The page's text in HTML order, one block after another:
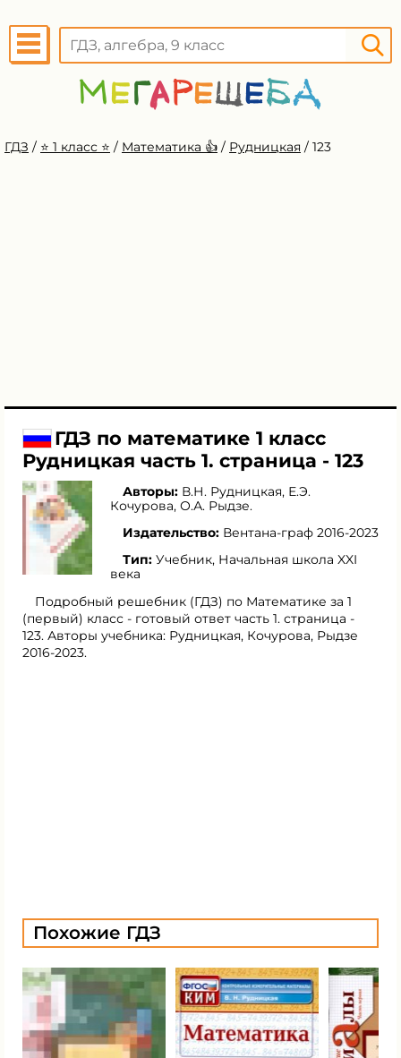
ГДЗ / ⭐️ 1 класс ⭐️ / Математика 👍 / Рудницкая / 123
ГДЗ по математике 1 класс
Рудницкая часть 1. страница - 123
Авторы: В.Н. Рудницкая, Е.Э.
Кочурова, О.А. Рыдзе.
Издательство: Вентана-граф 2016-2023
Тип: Учебник, Начальная школа XXI
века
Подробный решебник (ГДЗ) по Математике за 1
(первый) класс - готовый ответ часть 1. страница -
123. Авторы учебника: Рудницкая, Кочурова, Рыдзе
2016-2023.
Похожие ГДЗ